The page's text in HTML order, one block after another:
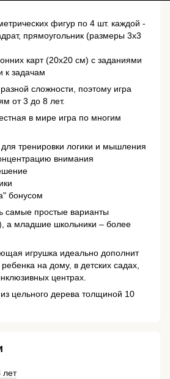
фигур по 4 шт. каждой -
прямоугольник (размеры 3х3
карт (20х20 см) с заданиями
к задачам
сложности, поэтому игра
от 3 до 8 лет.
в мире игра по многим
тренировки логики и мышления
внимания
бонусом
самые простые варианты
а младшие школьники – более
игрушка идеально дополнит
на дому, в детских садах,
центрах.
цельного дерева толщиной 10
лет